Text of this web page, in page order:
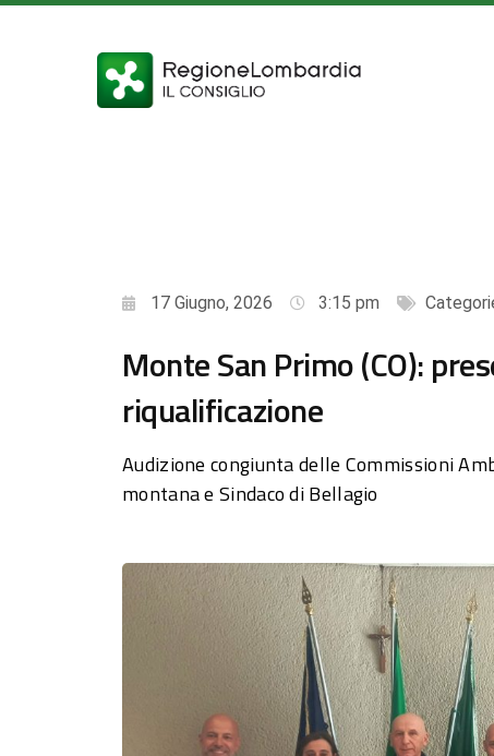
17 Giugno, 2026 3:15 pm
Monte San Primo (CO):
riqualificazione
Audizione congiunta delle Commissioni
montana e Sindaco di Bellagio